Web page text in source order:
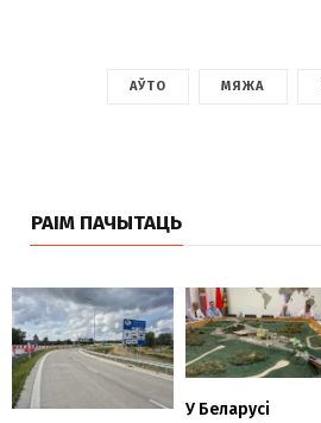
АЎТО МЯЖА
РАІМ ПАЧЫТАЦЬ
У Беларусі